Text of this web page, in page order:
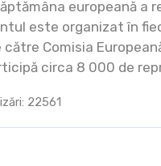
22561
europeană a
este organizat în
către Comisia
circa 8 000 de